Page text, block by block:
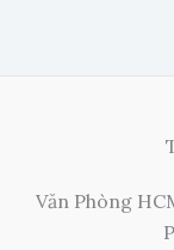
Văn Phòng